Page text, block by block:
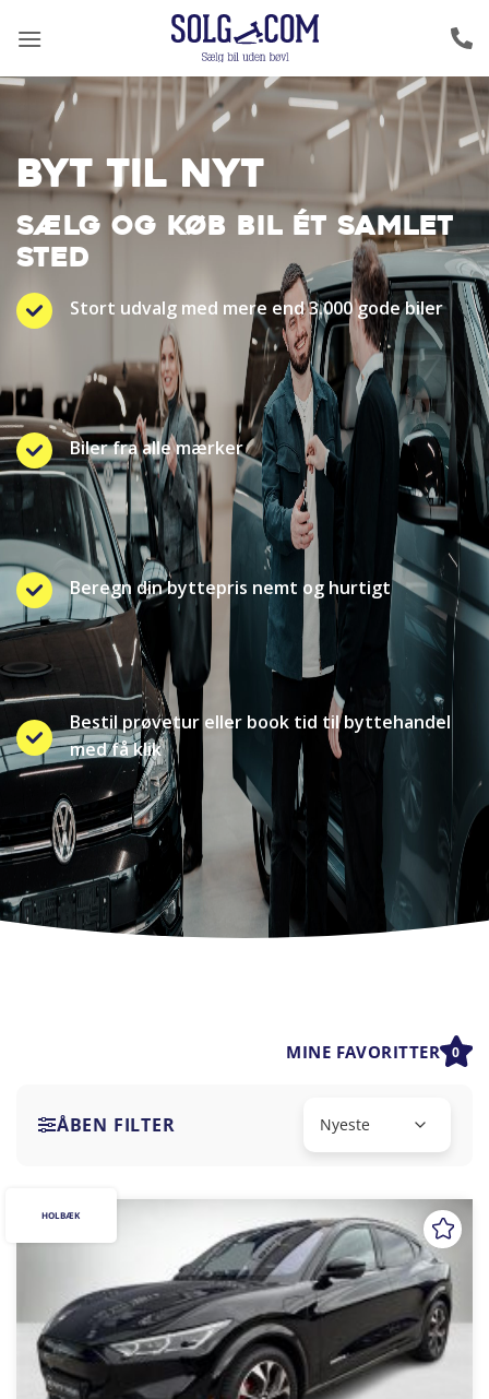
BYT TIL NYT
SÆLG OG KØB BIL ÉT SAMLET
STED
Stort udvalg med mere end 3.000 gode biler
Biler fra alle mærker
Beregn din byttepris nemt og hurtigt
Bestil prøvetur eller book tid til byttehandel
med få klik
MINE FAVORITTER 0
ÅBEN FILTER
HOLBÆK